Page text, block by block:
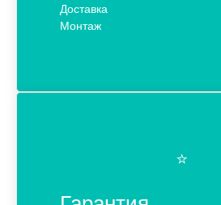
Доставка
Монтаж
⭐️